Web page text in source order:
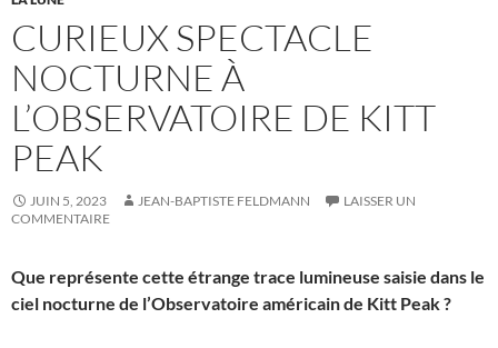
CURIEUX SPECTACLE
NOCTURNE À
L’OBSERVATOIRE DE KITT
PEAK
JUIN 5, 2023 JEAN-BAPTISTE FELDMANN
LAISSER UN
COMMENTAIRE
Que représente cette étrange trace lumineuse saisie dans le
ciel nocturne de l’Observatoire américain de Kitt Peak ?